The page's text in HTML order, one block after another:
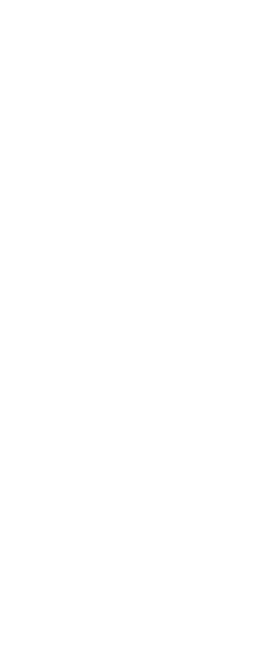
эндокринологический, нефрологический,
хирургический, сосудистый хирургический,